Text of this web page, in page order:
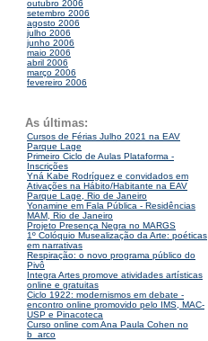
outubro 2006
setembro 2006
agosto 2006
julho 2006
junho 2006
maio 2006
abril 2006
março 2006
fevereiro 2006
As últimas:
Cursos de Férias Julho 2021 na EAV
Parque Lage
Primeiro Ciclo de Aulas Plataforma -
Inscrições
Yná Kabe Rodríguez e convidados em
Ativações na Hábito/Habitante na EAV
Parque Lage, Rio de Janeiro
Yonamine em Fala Pública - Residências
MAM, Rio de Janeiro
Projeto Presença Negra no MARGS
1º Colóquio Musealização da Arte: poéticas
em narrativas
Respiração: o novo programa público do
Pivô
Integra Artes promove atividades artísticas
online e gratuitas
Ciclo 1922: modernismos em debate -
encontro online promovido pelo IMS, MAC-
USP e Pinacoteca
Curso online com Ana Paula Cohen no
b_arco